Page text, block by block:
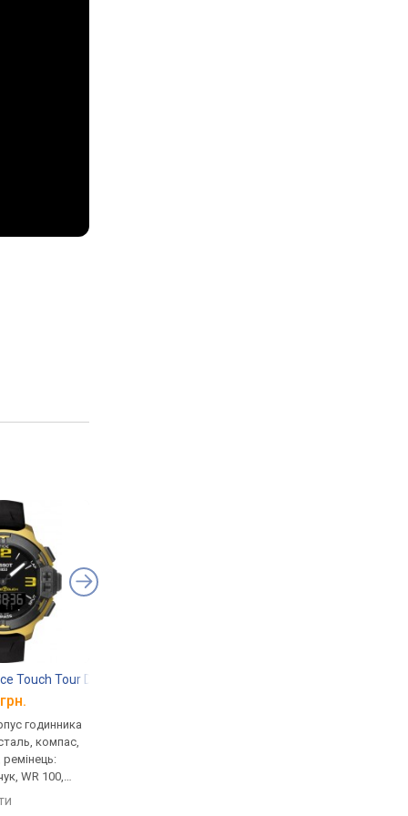
Touch Tour De France 2016 T081.420.97.057.07
годинника
компас,
ремінець:
WR 100,